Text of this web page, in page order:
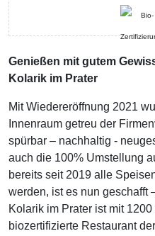
Genießen mit gutem
Kolarik im Prater
Mit Wiedereröffnung 2021
Innenraum getreu der
spürbar – nachhaltig -
auch die 100% Umstellung
bereits seit 2019 alle
werden, ist es nun geschafft
Kolarik im Prater ist mit
biozertifizierte Restaurant